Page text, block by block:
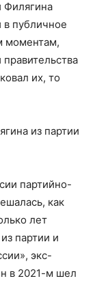
Филягина
в публичное
моментам,
их, то
из партии
партийно-
как
лет
партии и
экс-
в 2021-м шел